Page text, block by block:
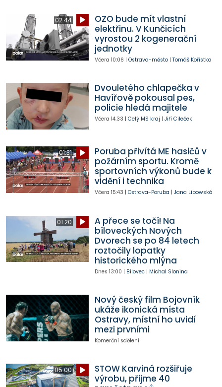
02:44
OZO bude mít vlastní
elektřinu. V Kunčicích
vyrostou 2 kogenerační
jednotky
Včera 10:06 | Ostrava-město| Tomáš Kořistka
Dvouletého chlapečka v
Havířově pokousal pes,
policie hledá majitele
Včera 14:33 | Celý MS kraj | Jiří Cileček
01:31
Poruba přivítá ME hasičů v
požárním sportu. Kromě
sportovních výkonů bude k
vidění i technika
Včera 15:43 | Ostrava-Poruba | Jana Lipowská
01:20
A přece se točí! Na
bíloveckých Nových
Dvorech se po 84 letech
roztočily lopatky
historického mlýna
Dnes 13:00 | Bílovec| Michal Slonina
Nový český film Bojovník
ukáže ikonická místa
Ostravy, místní ho uvidí
mezi prvními
Komerční sdělení
05:00
STOW Karviná rozšiřuje
výrobu, přijme 40